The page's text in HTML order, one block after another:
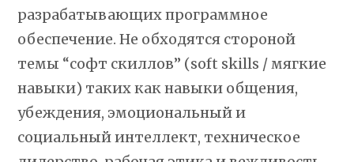
разрабатывающих программное
обеспечение. Не обходятся стороной
темы “софт скиллов” (soft skills / мягкие
навыки) таких как навыки общения,
убеждения, эмоциональный и
социальный интеллект, техническое